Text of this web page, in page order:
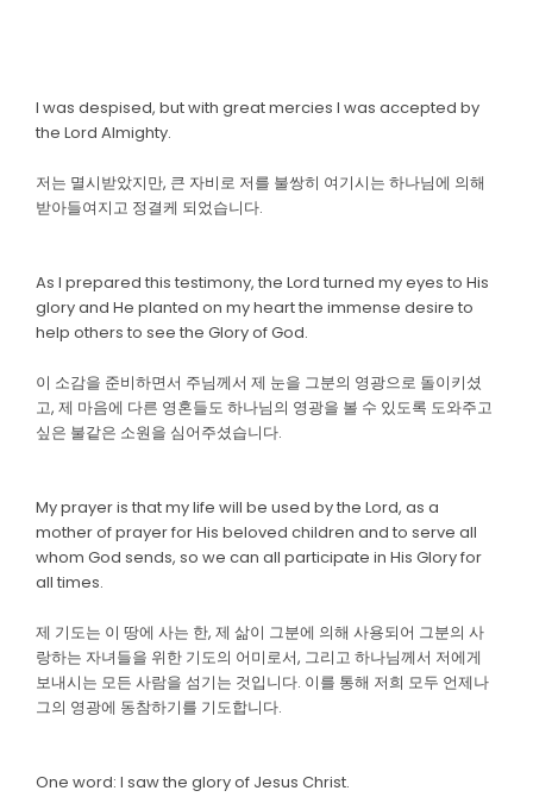
I was despised, but with great mercies I was accepted by
the Lord Almighty.
저는 멸시받았지만, 큰 자비로 저를 불쌍히 여기시는 하나님에 의해
받아들여지고 정결케 되었습니다.
As I prepared this testimony, the Lord turned my eyes to His
glory and He planted on my heart the immense desire to
help others to see the Glory of God.
이 소감을 준비하면서 주님께서 제 눈을 그분의 영광으로 돌이키셨
고, 제 마음에 다른 영혼들도 하나님의 영광을 볼 수 있도록 도와주고
싶은 불같은 소원을 심어주셨습니다.
My prayer is that my life will be used by the Lord, as a
mother of prayer for His beloved children and to serve all
whom God sends, so we can all participate in His Glory for
all times.
제 기도는 이 땅에 사는 한, 제 삶이 그분에 의해 사용되어 그분의 사
랑하는 자녀들을 위한 기도의 어미로서, 그리고 하나님께서 저에게
보내시는 모든 사람을 섬기는 것입니다. 이를 통해 저희 모두 언제나
그의 영광에 동참하기를 기도합니다.
One word: I saw the glory of Jesus Christ.